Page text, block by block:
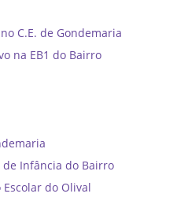
C.E. de Gondemaria
na EB1 do Bairro
de Infância do Bairro
do Olival